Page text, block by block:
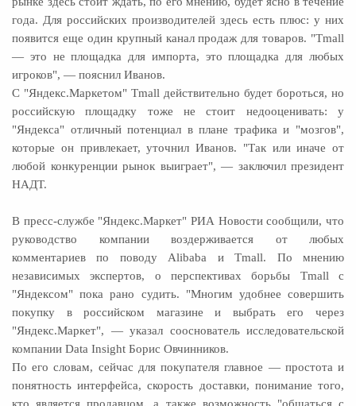
года. Для российских производителей здесь есть плюс: у них
появится еще один крупный канал продаж для товаров. "Tmall
— это не площадка для импорта, это площадка для любых
игроков", — пояснил Иванов.
С "Яндекс.Маркетом" Tmall действительно будет бороться, но
российскую площадку тоже не стоит недооценивать: у
"Яндекса" отличный потенциал в плане трафика и "мозгов",
которые он привлекает, уточнил Иванов. "Так или иначе от
любой конкуренции рынок выиграет", — заключил президент
НАДТ.
В пресс-службе "Яндекс.Маркет" РИА Новости сообщили, что
руководство компании воздерживается от любых
комментариев по поводу Alibaba и Tmall. По мнению
независимых экспертов, о перспективах борьбы Tmall с
"Яндексом" пока рано судить. "Многим удобнее совершить
покупку в российском магазине и выбрать его через
"Яндекс.Маркет", — указал сооснователь исследовательской
компании Data Insight Борис Овчинников.
По его словам, сейчас для покупателя главное — простота и
понятность интерфейса, скорость доставки, понимание того,